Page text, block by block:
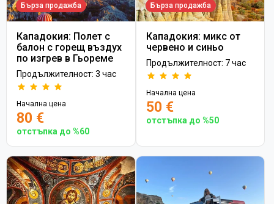
Бърза продажба
Кападокия: Полет с
балон с горещ въздух
по изгрев в Гьореме
Продължителност: 3 час
Начална цена
80 €
отстъпка до %60
Бърза продажба
Кападокия: микс от
червено и синьо
Продължителност: 7 час
Начална цена
50 €
отстъпка до %50